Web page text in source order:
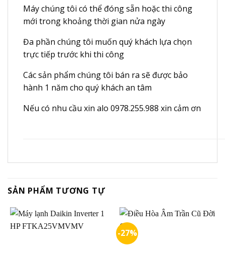
Máy chúng tôi có thể đóng sẵn hoặc thi công
mới trong khoảng thời gian nửa ngày
Đa phần chúng tôi muốn quý khách lựa chọn
trực tiếp trước khi thi công
Các sản phẩm chúng tôi bán ra sẽ được bảo
hành 1 năm cho quý khách an tâm
Nếu có nhu cầu xin alo 0978.255.988 xin cảm ơn
SẢN PHẨM TƯƠNG TỰ
-27%